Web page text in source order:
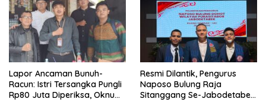
Lapor Ancaman Bunuh-
Racun: Istri Tersangka Pungli
Rp80 Juta Diperiksa, Oknum
Resmi Dilantik, Pengurus
Naposo Bulung Raja
Sitanggang Se-Jabodetabek